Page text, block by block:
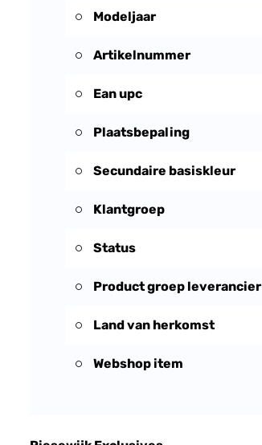
Modeljaar
Artikelnummer
Ean upc
Plaatsbepaling
Secundaire basiskleur
Klantgroep
Status
Product groep leverancier
Land van herkomst
Webshop item